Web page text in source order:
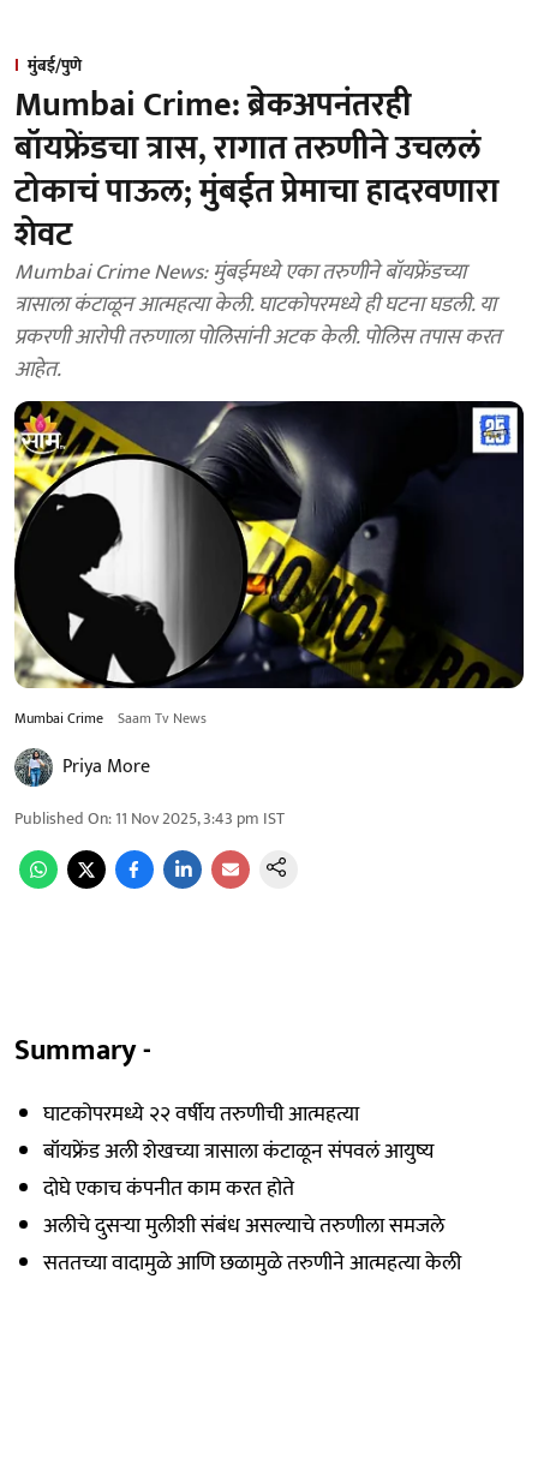
मुंबई/पुणे
Mumbai Crime: ब्रेकअपनंतरही
बॉयफ्रेंडचा त्रास, रागात तरुणीने उचललं
टोकाचं पाऊल; मुंबईत प्रेमाचा हादरवणारा
शेवट
Mumbai Crime News: मुंबईमध्ये एका तरुणीने बॉयफ्रेंडच्या
त्रासाला कंटाळून आत्महत्या केली. घाटकोपरमध्ये ही घटना घडली. या
प्रकरणी आरोपी तरुणाला पोलिसांनी अटक केली. पोलिस तपास करत
आहेत.
Mumbai Crime Saam Tv News
Priya More
Published On:11 Nov 2025, 3:43 pm IST
Summary -
घाटकोपरमध्ये २२ वर्षीय तरुणीची आत्महत्या
बॉयफ्रेंड अली शेखच्या त्रासाला कंटाळून संपवलं आयुष्य
दोघे एकाच कंपनीत काम करत होते
अलीचे दुसऱ्या मुलीशी संबंध असल्याचे तरुणीला समजले
सततच्या वादामुळे आणि छळामुळे तरुणीने आत्महत्या केली